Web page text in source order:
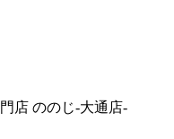
店 ののじ-大通店-